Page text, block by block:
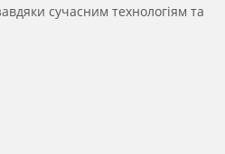
сучасним технологіям та